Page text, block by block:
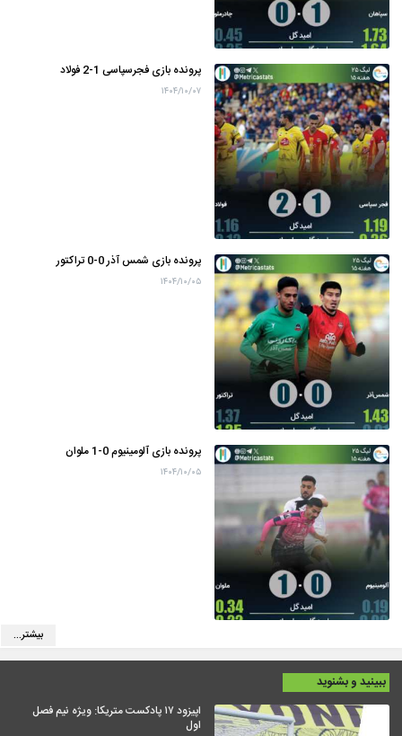
پرونده بازی فجرسپاسی 1-2 فولاد
۱۴۰۴/۱۰/۰۷
پرونده بازی شمس آذر 0-0 تراکتور
۱۴۰۴/۱۰/۰۵
پرونده بازی آلومینیوم 0-1 ملوان
۱۴۰۴/۱۰/۰۵
بیشتر...
ببینید و بشنوید
اپیزود ۱۷ پادکست متریکا: ویژه نیم فصل
اول